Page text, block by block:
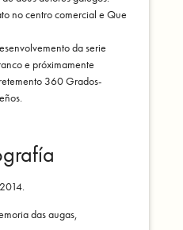
no centro comercial e Que
da serie
e próximamente
360 Grados-
das augas,